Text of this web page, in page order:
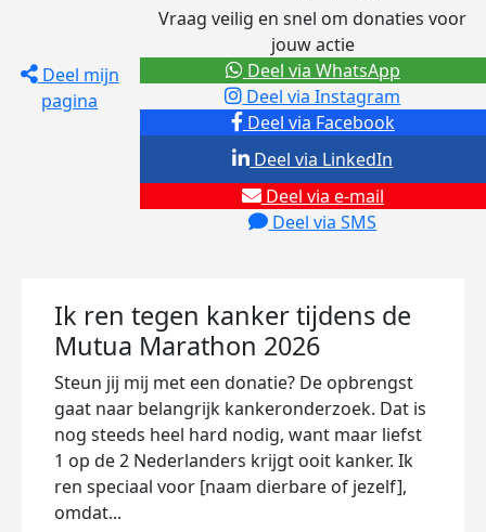
Deel mijn
pagina
Vraag veilig en snel om donaties voor
jouw actie
Deel via Facebook
Deel via Instagram
Deel via e-mail
Deel via SMS
Deel via LinkedIn
Deel via WhatsApp
Ik ren tegen kanker tijdens de
Mutua Marathon 2026
Steun jij mij met een donatie? De opbrengst
gaat naar belangrijk kankeronderzoek. Dat is
nog steeds heel hard nodig, want maar liefst
1 op de 2 Nederlanders krijgt ooit kanker. Ik
ren speciaal voor [naam dierbare of jezelf],
omdat...